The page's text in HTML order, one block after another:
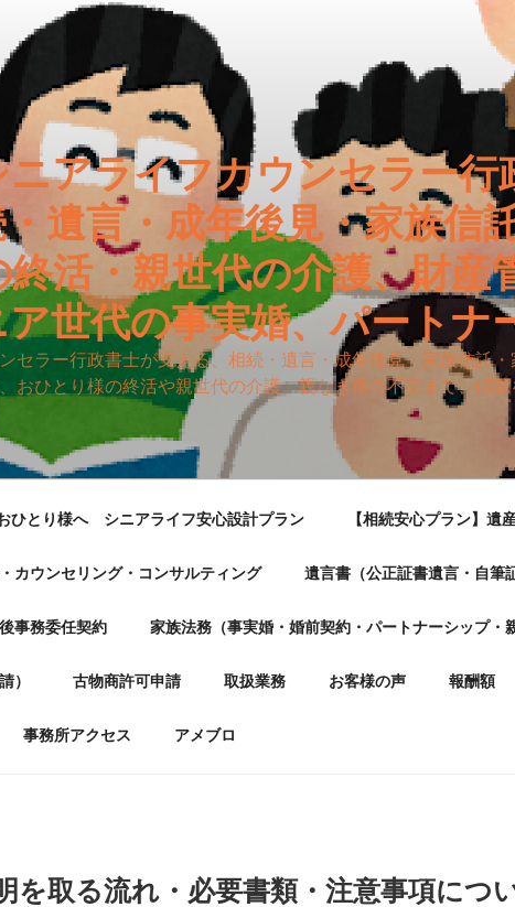
ニアライフカウンセラー
遺言・成年後見・家族信
活・親世代の介護、財産
世代の事実婚、パートナ
セラー行政書士が支える、相続・遺言・成年後見・家族信託
おひとり様の終活や親世代の介護、親なき後の不安まで、傾
ひとり様へ シニアライフ安心設計プラン 【相続安心プラン】遺
カウンセリング・コンサルティング 遺言書（公正証書遺言・自筆
事務委任契約 家族法務（事実婚・婚前契約・パートナーシップ・
） 古物商許可申請 取扱業務 お客様の声 報酬額
事務所アクセス アメブロ
を取る流れ・必要書類・注意事項につ